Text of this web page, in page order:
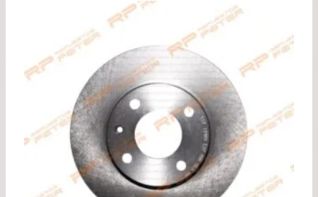
era:
$43.500.